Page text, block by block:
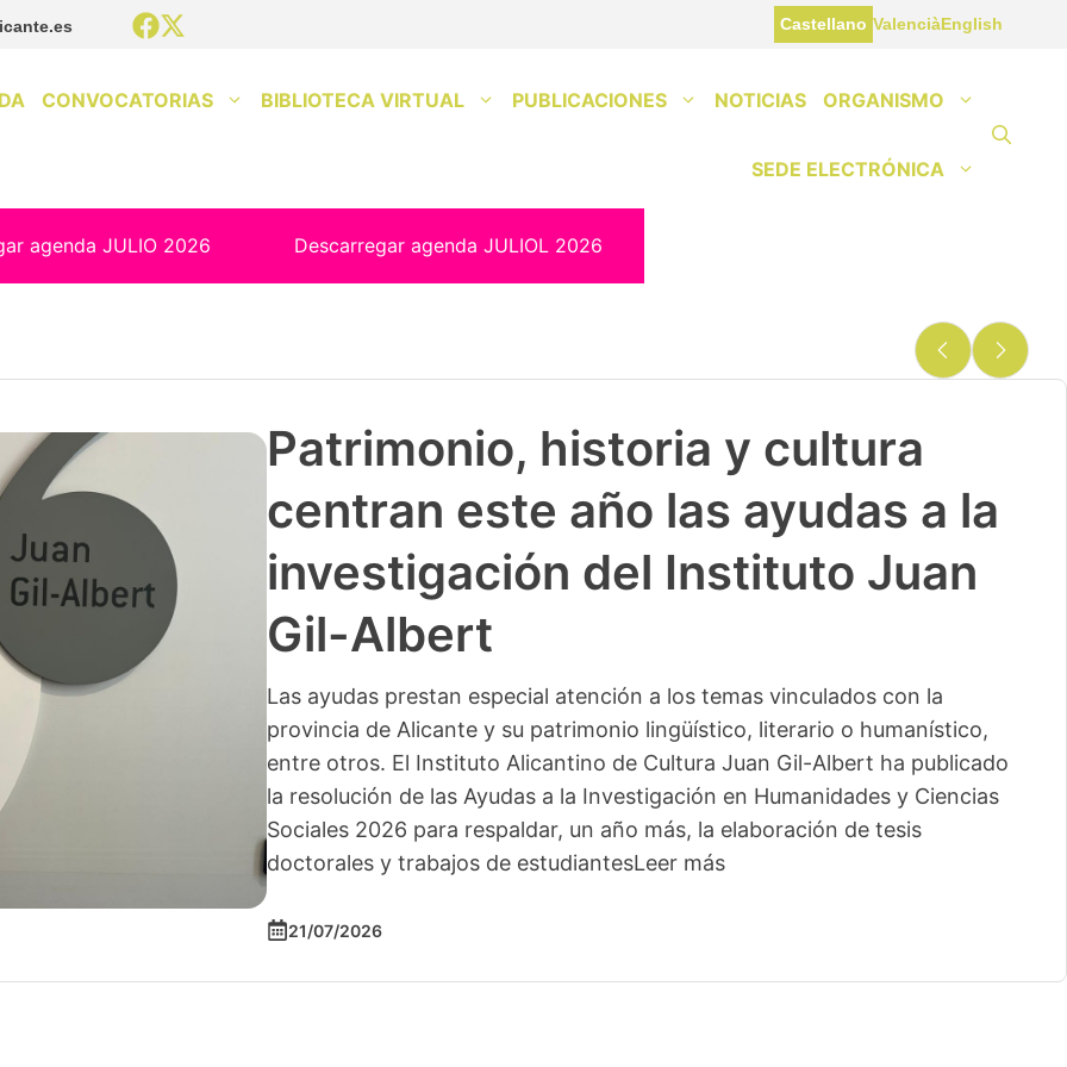
Castellano ValenciàEnglish
CONVOCATORIAS BIBLIOTECA VIRTUAL PUBLICACIONES NOTICIAS ORGANISMO
SEDE ELECTRÓNICA
agenda JULIO 2026 Descarregar agenda JULIOL 2026
Patrimonio, historia y cultura
centran este año las ayudas a la
investigación del Instituto Juan
Gil-Albert
Las ayudas prestan especial atención a los temas vinculados con la
provincia de Alicante y su patrimonio lingüístico, literario o humanístico,
entre otros. El Instituto Alicantino de Cultura Juan Gil-Albert ha publicado
la resolución de las Ayudas a la Investigación en Humanidades y Ciencias
Sociales 2026 para respaldar, un año más, la elaboración de tesis
doctorales y trabajos de estudiantesLeer más
21/07/2026